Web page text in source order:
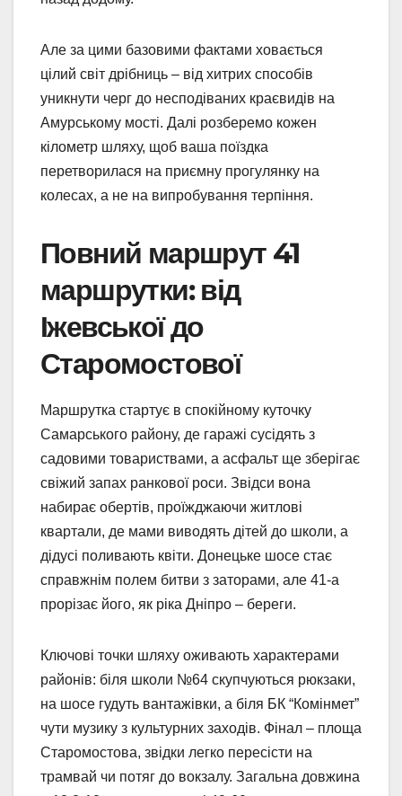
Але за цими базовими фактами ховається
цілий світ дрібниць – від хитрих способів
уникнути черг до несподіваних краєвидів на
Амурському мості. Далі розберемо кожен
кілометр шляху, щоб ваша поїздка
перетворилася на приємну прогулянку на
колесах, а не на випробування терпіння.
Повний маршрут 41
маршрутки: від
Іжевської до
Старомостової
Маршрутка стартує в спокійному куточку
Самарського району, де гаражі сусідять з
садовими товариствами, а асфальт ще зберігає
свіжий запах ранкової роси. Звідси вона
набирає обертів, проїжджаючи житлові
квартали, де мами виводять дітей до школи, а
дідусі поливають квіти. Донецьке шосе стає
справжнім полем битви з заторами, але 41-а
прорізає його, як ріка Дніпро – береги.
Ключові точки шляху оживають характерами
районів: біля школи №64 скупчуються рюкзаки,
на шосе гудуть вантажівки, а біля БК “Комінмет”
чути музику з культурних заходів. Фінал – площа
Старомостова, звідки легко пересісти на
трамвай чи потяг до вокзалу. Загальна довжина